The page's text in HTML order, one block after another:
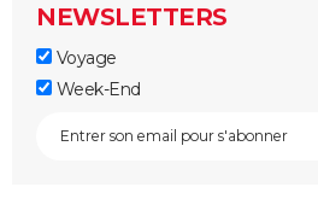
NEWSLETTERS
Voyage
Week-End